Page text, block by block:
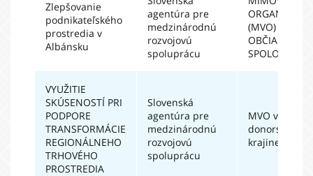
Zlepšovanie
podnikateľského
prostredia v
Albánsku
agentúra pre
medzinárodnú
rozvojovú
spoluprácu
ORGANIZÁCIE
(MVO) A
OBČIANSKA
SPOLOČNOSŤ
VYUŽITIE
SKÚSENOSTÍ PRI
PODPORE
TRANSFORMÁCIE
REGIONÁLNEHO
TRHOVÉHO
PROSTREDIA
Slovenská
agentúra pre
medzinárodnú
rozvojovú
spoluprácu
MVO v
donorskej
krajine